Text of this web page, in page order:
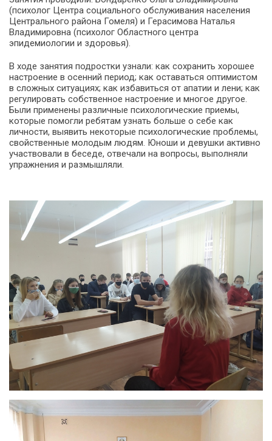
(психолог Центра социального обслуживания населения
Центрального района Гомеля) и Герасимова Наталья
Владимировна (психолог Областного центра
эпидемиологии и здоровья).
В ходе занятия подростки узнали: как сохранить хорошее
настроение в осенний период; как оставаться оптимистом
в сложных ситуациях; как избавиться от апатии и лени; как
регулировать собственное настроение и многое другое.
Были применены различные психологические приемы,
которые помогли ребятам узнать больше о себе как
личности, выявить некоторые психологические проблемы,
свойственные молодым людям. Юноши и девушки активно
участвовали в беседе, отвечали на вопросы, выполняли
упражнения и размышляли.